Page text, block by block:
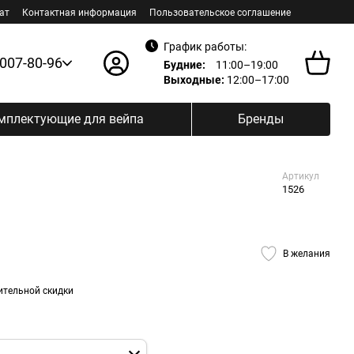
Контактная информация Пользовательское соглашение
80-96
График работы:
Будние:
11:00–19:00
Выходные: 12:00–17:00
для вейпа Бренды
Артикул
1526
В желания
скидки